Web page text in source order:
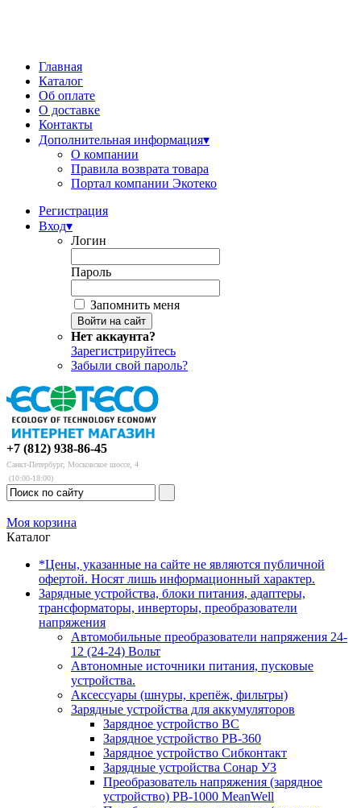
Главная
Каталог
Об оплате
О доставке
Контакты
Дополнительная информация▾
О компании
Правила возврата товара
Портал компании Экотеко
Регистрация
Вход▾
Логин
Пароль
Запомнить меня
Нет аккаунта?
Зарегистрируйтесь
Забыли свой пароль?
+7 (812) 938-86-45
Санкт-Петербург, Московское шоссе, 4
(10:00-18:00)
Моя корзина
Каталог
*Цены, указанные на сайте не являются публичной
офертой. Носят лишь информационный характер.
Зарядные устройства, блоки питания, адаптеры,
трансформаторы, инверторы, преобразователи
напряжения
Автомобильные преобразователи напряжения 24-
12 (24-24) Вольт
Автономные источники питания, пусковые
устройства.
Аксессуары (шнуры, крепёж, фильтры)
Зарядные устройства для аккумуляторов
Зарядное устройство BC
Зарядное устройство PB-360
Зарядное устройство Сибконтакт
Зарядные устройства Сонар УЗ
Преобразователь напряжения (зарядное
устройство) PB-1000 MeanWell